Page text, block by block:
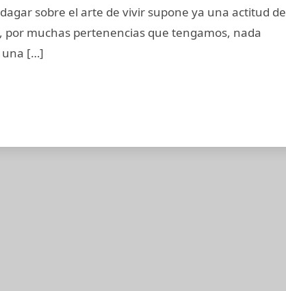
sobre el arte de vivir supone ya una actitud de
muchas pertenencias que tengamos, nada
una […]